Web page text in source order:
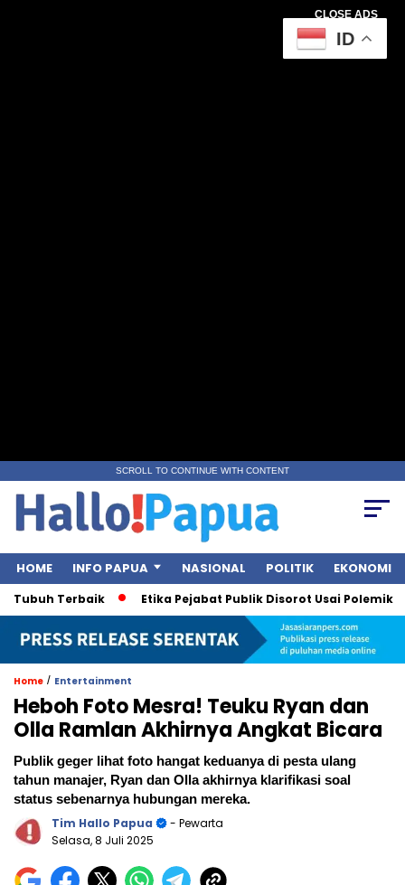
CLOSE ADS
SCROLL TO CONTINUE WITH CONTENT
HOME INFO PAPUA NASIONAL POLITIK EKONOMI
Terbaik Etika Pejabat Publik Disorot Usai Polemik Surat
Home / Entertainment
Heboh Foto Mesra! Teuku Ryan dan
Olla Ramlan Akhirnya Angkat Bicara
Publik geger lihat foto hangat keduanya di pesta ulang
tahun manajer, Ryan dan Olla akhirnya klarifikasi soal
status sebenarnya hubungan mereka.
Tim Hallo Papua
- Pewarta
Selasa, 8 Juli 2025
ID